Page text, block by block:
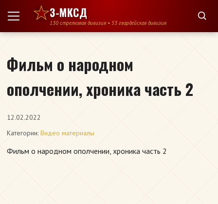
Перейти к содержимому
3-МКСД
130 стрелковая дивизия • 53 гвардейская дивизия
Фильм о народном
ополчении, хроника часть 2
12.02.2022
Категории: Видео материалы
Фильм о народном ополчении, хроника часть 2